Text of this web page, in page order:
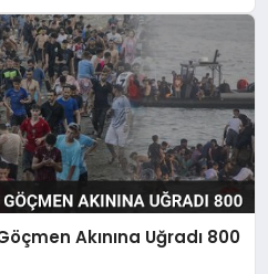
Akınına Uğradı 800